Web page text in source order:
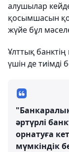
алушылар
қосымшасын
жүйе бұл
Ұлттық
үшін де тиімді
әртүрлі
орнатуға
мүмкіндік